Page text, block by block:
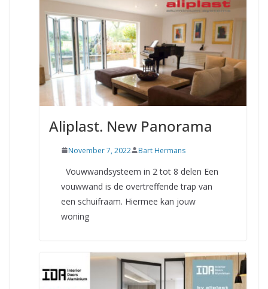
Aliplast. New Panorama
November 7, 2022 Bart Hermans
Vouwwandsysteem in 2 tot 8 delen Een
vouwwand is de overtreffende trap van
een schuifraam. Hiermee kan jouw
woning